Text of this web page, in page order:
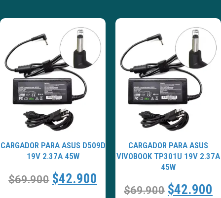
CARGADOR PARA ASUS D509D
19V 2.37A 45W
$69.900 $42.900
CARGADOR PARA ASUS
VIVOBOOK TP301U 19V 2.37A
45W
$69.900 $42.900